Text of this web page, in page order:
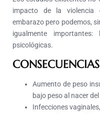
impacto de la violencia
embarazo pero podemos,
igualmente
psicológicas.
Aumento de peso
bajo peso al nacer
Infecciones